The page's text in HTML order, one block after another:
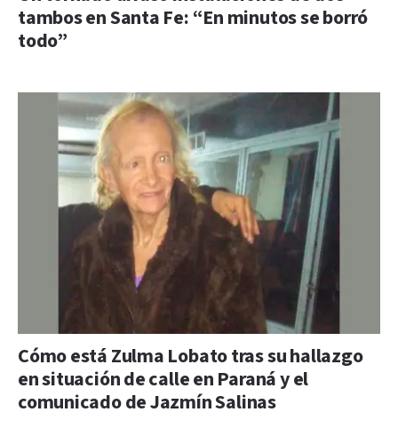
tambos en Santa Fe: “En minutos se borró
todo”
Cómo está Zulma Lobato tras su hallazgo
en situación de calle en Paraná y el
comunicado de Jazmín Salinas